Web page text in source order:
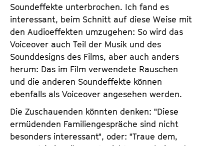
Soundeffekte unterbrochen. Ich fand es
interessant, beim Schnitt auf diese Weise mit
den Audioeffekten umzugehen: So wird das
Voiceover auch Teil der Musik und des
Sounddesigns des Films, aber auch anders
herum: Das im Film verwendete Rauschen
und die anderen Soundeffekte können
ebenfalls als Voiceover angesehen werden.
Die Zuschauenden könnten denken: "Diese
ermüdenden Familiengespräche sind nicht
besonders interessant", oder: "Traue dem,